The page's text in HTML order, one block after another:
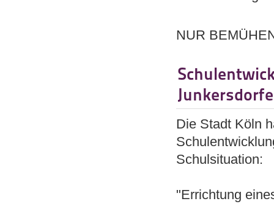
NUR
Die Stadt Köln
Schulsituation:
"Errichtung